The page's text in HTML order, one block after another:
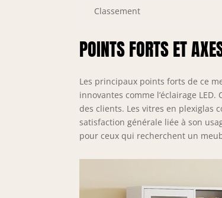
Classement
POINTS FORTS ET
Les principaux points forts de ce
innovantes comme l’éclairage
des clients. Les vitres en plexiglas
satisfaction générale liée à son
pour ceux qui recherchent un